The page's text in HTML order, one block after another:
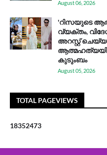
August 06, 2026
'റിസയുടെ
വ്യക്തം,
അറസ്റ്റ്
കുടുംബം
August 05, 2026
TOTAL PAGEVIEWS
18352473